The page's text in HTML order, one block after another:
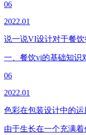
06
2022.01
说一说VI设计对于餐
一、餐饮vi的基础知识
06
2022.01
色彩在包装设计中的运
由于生长在一个充满